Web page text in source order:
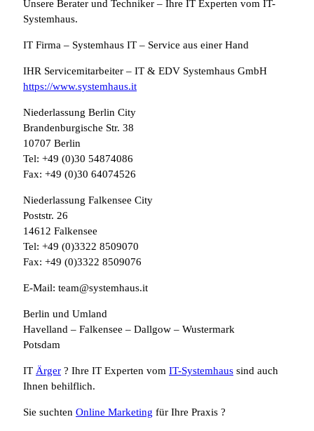
Unsere Berater und Techniker – Ihre IT Experten vom IT-
Systemhaus.
IT Firma – Systemhaus IT – Service aus einer Hand
IHR Servicemitarbeiter – IT & EDV Systemhaus GmbH
https://www.systemhaus.it
Niederlassung Berlin City
Brandenburgische Str. 38
10707 Berlin
Tel: +49 (0)30 54874086
Fax: +49 (0)30 64074526
Niederlassung Falkensee City
Poststr. 26
14612 Falkensee
Tel: +49 (0)3322 8509070
Fax: +49 (0)3322 8509076
E-Mail: team@systemhaus.it
Berlin und Umland
Havelland – Falkensee – Dallgow – Wustermark
Potsdam
IT Ärger ? Ihre IT Experten vom IT-Systemhaus sind auch
Ihnen behilflich.
Sie suchten Online Marketing für Ihre Praxis ?